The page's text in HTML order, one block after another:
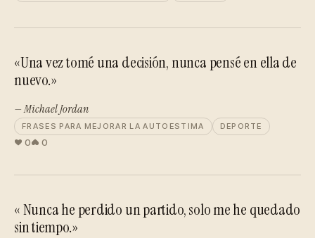
«Una vez tomé una decisión, nunca pensé en ella de
nuevo.»
— Michael Jordan
FRASES PARA MEJORAR LA AUTOESTIMA DEPORTE
0 0
« Nunca he perdido un partido, solo me he quedado
sin tiempo.»